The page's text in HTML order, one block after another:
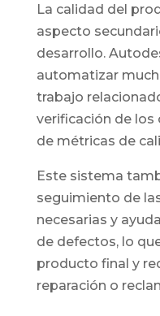
La calidad del
aspecto
desarrollo.
automatizar
trabajo
verificación de
de métricas de
Este sistema
seguimiento de
necesarias y
de defectos, lo
producto final y
reparación o